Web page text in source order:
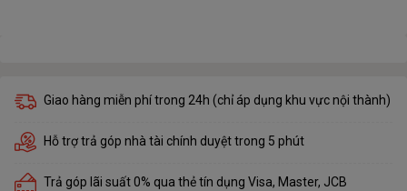
Giao hàng miễn phí trong 24h (chỉ áp dụng khu vực nội thành)
Hỗ trợ trả góp nhà tài chính duyệt trong 5 phút
Trả góp lãi suất 0% qua thẻ tín dụng Visa, Master, JCB